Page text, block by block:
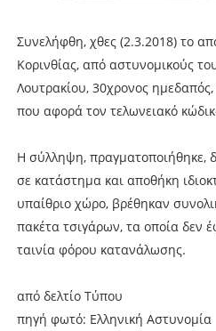
Συνελήφθη, χθες (2.3.2018) το
Κορινθίας, από αστυνομικούς
Λουτρακίου, 30χρονος
που αφορά τον τελωνειακό
Η σύλληψη, πραγματοποιήθηκε,
σε κατάστημα και αποθήκη
υπαίθριο χώρο, βρέθηκαν
πακέτα τσιγάρων, τα οποία δεν
ταινία φόρου κατανάλωσης.
από δελτίο Τύπου
πηγή φωτό: Ελληνική Αστυνομία